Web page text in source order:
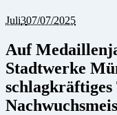
Juli307/07/2025
Auf
Stadtwerke
schlagkräftiges